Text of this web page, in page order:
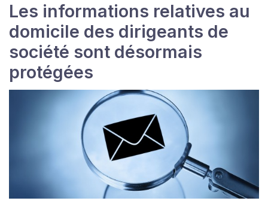
Les informations relatives au
domicile des dirigeants de
société sont désormais
protégées